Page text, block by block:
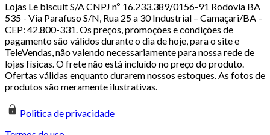
Lojas Le biscuit S/A CNPJ nº 16.233.389/0156-91 Rodovia BA
535 - Via Parafuso S/N, Rua 25 a 30 Industrial – Camaçari/BA –
CEP: 42.800-331. Os preços, promoções e condições de
pagamento são válidos durante o dia de hoje, para o site e
TeleVendas, não valendo necessariamente para nossa rede de
lojas físicas. O frete não está incluído no preço do produto.
Ofertas válidas enquanto durarem nossos estoques. As fotos de
produtos são meramente ilustrativas.
Politica de privacidade